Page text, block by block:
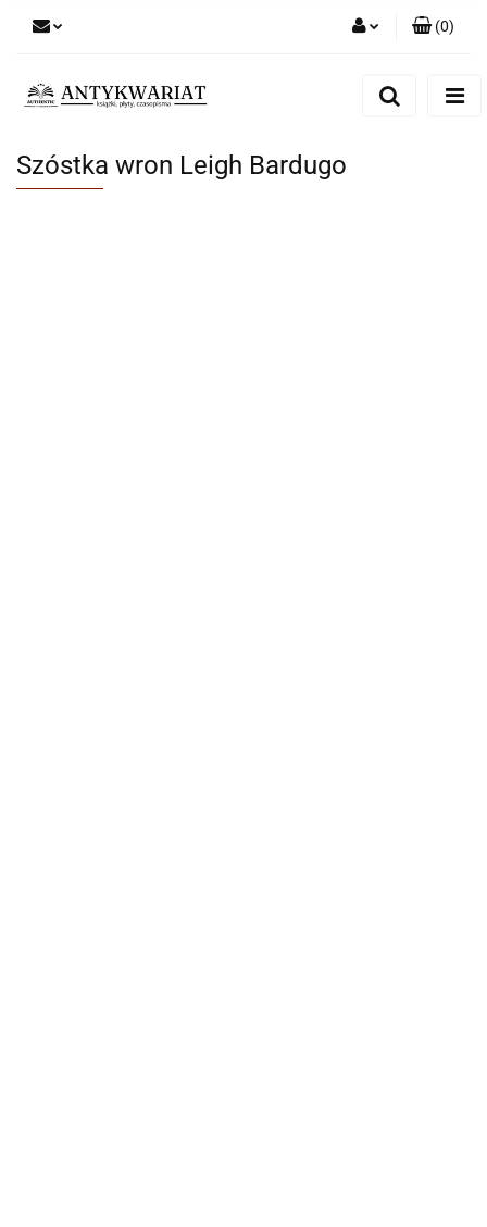
(0)
Szóstka wron Leigh Bardugo